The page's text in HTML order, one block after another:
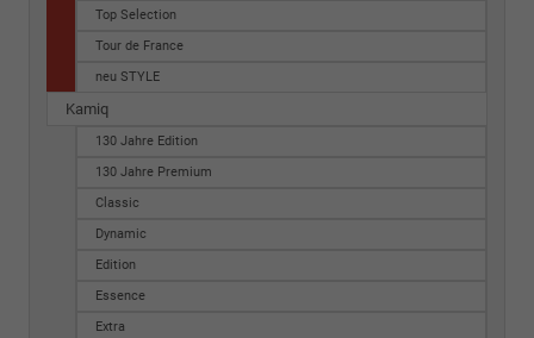
Top Selection
Tour de France
neu STYLE
Kamiq
130 Jahre Edition
130 Jahre Premium
Classic
Dynamic
Edition
Essence
Extra